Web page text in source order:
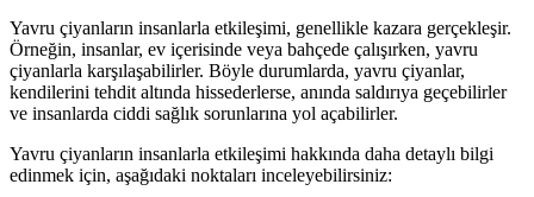
Yavru çiyanların insanlarla etkileşimi, genellikle kazara gerçekleşir.
Örneğin, insanlar, ev içerisinde veya bahçede çalışırken, yavru
çiyanlarla karşılaşabilirler. Böyle durumlarda, yavru çiyanlar,
kendilerini tehdit altında hissederlerse, anında saldırıya geçebilirler
ve insanlarda ciddi sağlık sorunlarına yol açabilirler.
Yavru çiyanların insanlarla etkileşimi hakkında daha detaylı bilgi
edinmek için, aşağıdaki noktaları inceleyebilirsiniz: